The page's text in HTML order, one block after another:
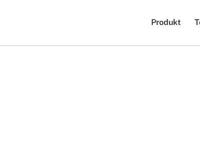
Produkt